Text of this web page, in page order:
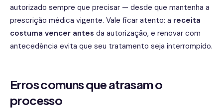
autorizado sempre que precisar — desde que mantenha a
prescrição médica vigente. Vale ficar atento: a receita
costuma vencer antes da autorização, e renovar com
antecedência evita que seu tratamento seja interrompido.
Erros comuns que atrasam o
processo